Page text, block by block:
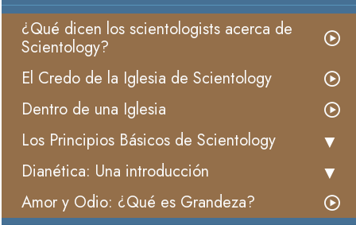
¿Qué dicen los scientologists acerca de
Scientology?
El Credo de la Iglesia de Scientology
Dentro de una Iglesia
Los Principios Básicos de Scientology
Dianética: Una introducción
Amor y Odio: ¿Qué es Grandeza?